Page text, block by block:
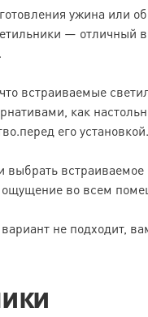
ужина или
— отличный
встраиваемые
как
его установкой.
во всем
не подходит,